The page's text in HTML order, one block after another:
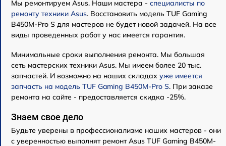
Мы ремонтируем Asus. Наши мастера - специалисты по
ремонту техники Asus. Восстановить модель TUF Gaming
B450M-Pro S для мастеров не будет новой задачей. На все
виды проведенных работ у нас имеется гарантия.
Минимальные сроки выполнения ремонта. Мы большая
сеть мастерских техники Asus. Мы имеем более 20 тыс.
запчастей. И возможно на наших складах уже имеется
запчасть на модель TUF Gaming B450M-Pro S. При заказе
ремонта на сайте - предоставляется скидка -25%.
Знаем свое дело
Будьте уверены в профессионализме наших мастеров - они
с уверенностью выполнят ремонт Asus TUF Gaming B450M-